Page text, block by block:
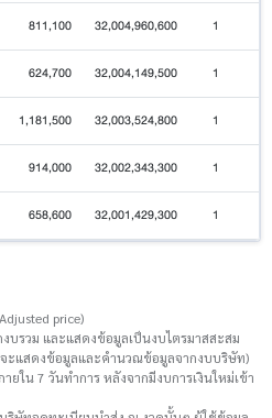
811,100 32,004,960,600 1
624,700 32,004,149,500 1
1,181,500 32,003,524,800 1
914,000 32,002,343,300 1
658,600 32,001,429,300 1
price)
รวม และแสดงข้อมูลเป็นงบไตรมาสสะสม
ะแสดงข้อมูลและคำนวณข้อมูลจากงบบริษัท)
ใน 7 วันทำการ หลังจากมีงบการเงินใหม่เข้า